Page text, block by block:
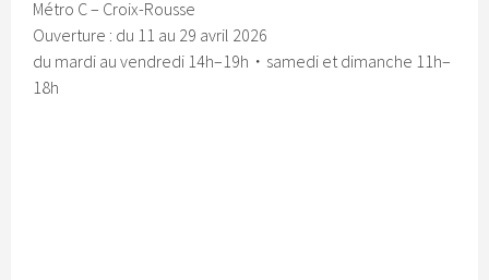
Métro C – Croix-Rousse
Ouverture : du 11 au 29 avril 2026
du mardi au vendredi 14h–19h・samedi et dimanche 11h–
18h